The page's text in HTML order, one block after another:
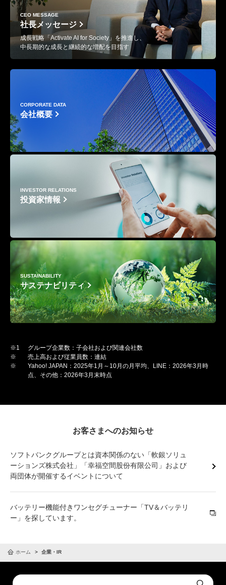
CEO MESSAGE
社長メッセージ
成長戦略「Activate AI for Society」を推進し、
中長期的な成長と継続的な増配を目指す
CORPORATE DATA
会社概要
INVESTOR RELATIONS
投資家情報
SUSTAINABILITY
サステナビリティ
※1
グループ企業数：子会社および関連会社数
※
売上高および従業員数：連結
※
Yahoo! JAPAN：2025年1月～10月の月平均、LINE：2026年3月時
点、その他：2026年3月末時点
お客さまへのお知らせ
ソフトバンクグループとは資本関係のない「軟銀ソリュ
ーションズ株式会社」「幸福空間股份有限公司」および
両団体が開催するイベントについて
バッテリー機能付きワンセグチューナー「TV＆バッテリ
ー」を探しています。
ホーム 企業・IR
Conduct